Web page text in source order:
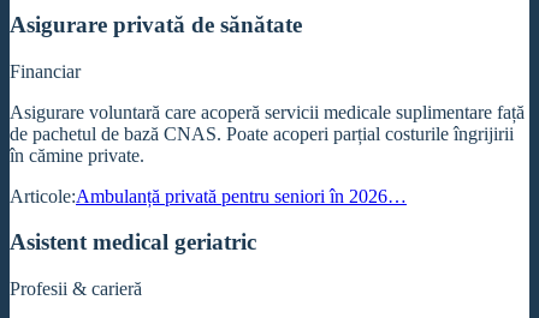
Asigurare privată de sănătate
Financiar
Asigurare voluntară care acoperă servicii medicale suplimentare față
de pachetul de bază CNAS. Poate acoperi parțial costurile îngrijirii
în cămine private.
Articole:Ambulanță privată pentru seniori în 2026…
Asistent medical geriatric
Profesii & carieră